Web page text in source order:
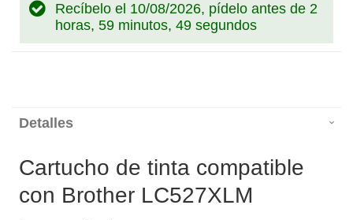
Recíbelo el 10/08/2026, pídelo antes de 2
horas, 59 minutos, 49 segundos
Detalles
Cartucho de tinta compatible
con Brother LC527XLM